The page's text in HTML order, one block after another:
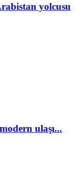
yolcusu
ulaşı...